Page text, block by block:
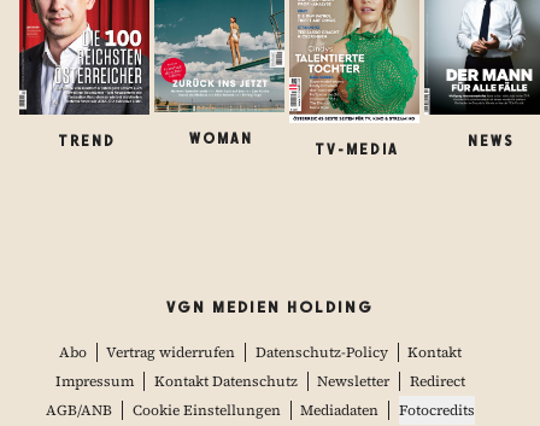
TREND WOMAN
TV-MEDIA
NEWS
VGN MEDIEN HOLDING
Abo Vertrag widerrufen Datenschutz-Policy
Kontakt
Impressum
Kontakt Datenschutz Newsletter
Redirect
AGB/ANB
Cookie Einstellungen Mediadaten Fotocredits